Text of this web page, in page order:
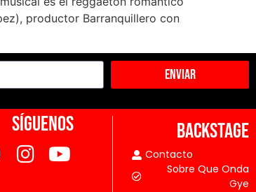
productor Barranquillero con
Enviar
SÍGUENOS BACKSTAGE
Contacto
Sobre Que Onda
Gye